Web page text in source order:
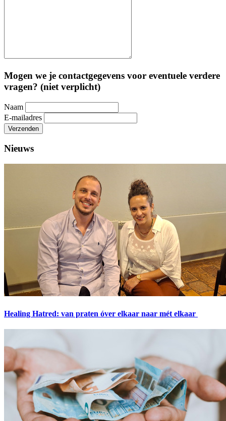
Mogen we je contactgegevens voor eventuele verdere
vragen? (niet verplicht)
Naam
E-mailadres
Verzenden
Nieuws
Healing Hatred: van praten óver elkaar naar mét elkaar